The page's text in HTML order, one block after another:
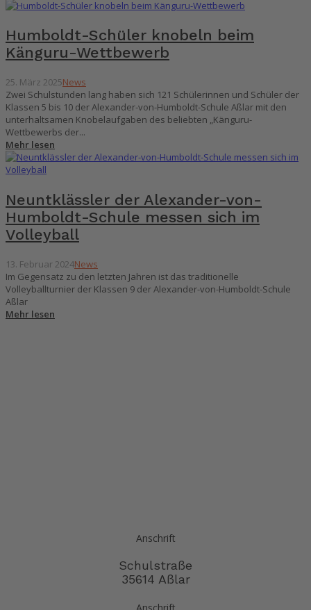
Humboldt-Schüler knobeln beim
Känguru-Wettbewerb
25. März 2025News
Zwei Schulstunden lang haben sich 121 Schülerinnen und Schüler der
Klassen 5 bis 10 der Alexander-von-Humboldt-Schule Aßlar mit den
unterhaltsamen Knobelaufgaben des beliebten „Känguru-
Wettbewerbs der...
Mehr lesen
Neuntklässler der Alexander-von-
Humboldt-Schule messen sich im
Volleyball
13. Februar 2024News
Im Gegensatz zu den letzten Jahren ist das traditionelle
Volleyballturnier der Klassen 9 der Alexander-von-Humboldt-Schule
Aßlar
Mehr lesen
Anschrift
Schulstraße
35614 Aßlar